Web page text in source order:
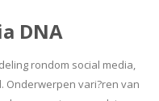
DNA
rondom social media,
Onderwerpen vari?ren van